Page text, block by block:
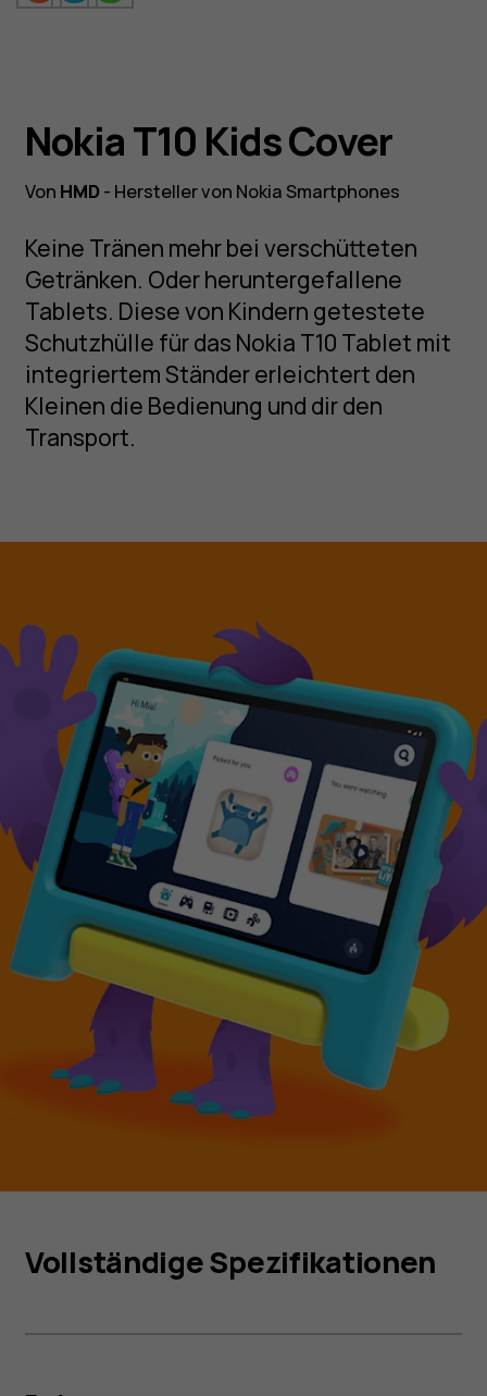
Nokia T10 Kids Cover
Von HMD- Hersteller von Nokia Smartphones
Keine Tränen mehr bei verschütteten
Getränken. Oder heruntergefallene
Tablets. Diese von Kindern getestete
Schutzhülle für das Nokia T10 Tablet mit
integriertem Ständer erleichtert den
Kleinen die Bedienung und dir den
Transport.
Vollständige Spezifikationen